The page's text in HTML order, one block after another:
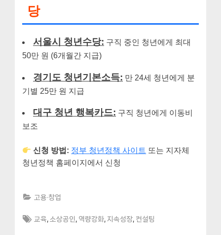
당
서울시 청년수당: 구직 중인 청년에게 최대
50만 원 (6개월간 지급)
경기도 청년기본소득: 만 24세 청년에게 분
기별 25만 원 지급
대구 청년 행복카드: 구직 청년에게 이동비
보조
신청 방법: 정부 청년정책 사이트 또는 지자체
청년정책 홈페이지에서 신청
고용·창업
Tags:
교육 소상공인 역량강화 지속성장 컨설팅